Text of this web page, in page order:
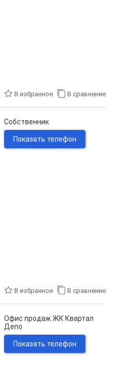
В избранное В сравнение
Собственник
Показать телефон
В избранное В сравнение
Офис продаж ЖК Квартал
Депо
Показать телефон